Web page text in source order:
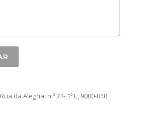
Rua da Alegria, n.º 31- 1º E, 9000-040